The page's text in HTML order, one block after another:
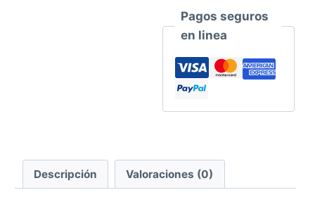
Pagos seguros
en linea
Descripción Valoraciones (0)